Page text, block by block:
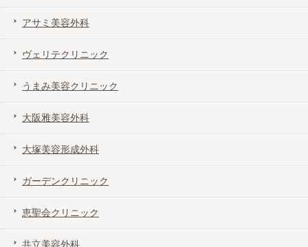
アサミ美容外科
ヴェリテクリニック
うまみ美容クリニック
大阪雅美容外科
大塚美容形成外科
ガーデンクリニック
恵聖会クリニック
共立美容外科